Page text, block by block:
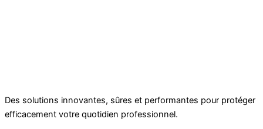
Des solutions innovantes, sûres et performantes pour protéger
efficacement votre quotidien professionnel.